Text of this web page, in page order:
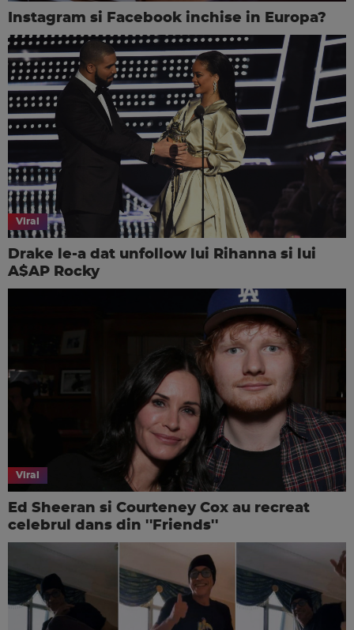
Instagram si Facebook inchise in Europa?
Viral
Drake le-a dat unfollow lui Rihanna si lui
A$AP Rocky
Viral
Ed Sheeran si Courteney Cox au recreat
celebrul dans din ''Friends''